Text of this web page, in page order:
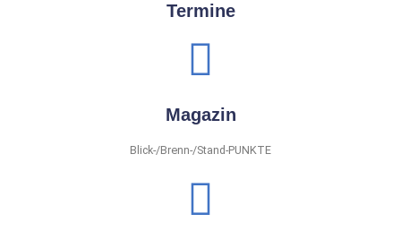
Termine
Magazin
Blick-/Brenn-/Stand-PUNKTE